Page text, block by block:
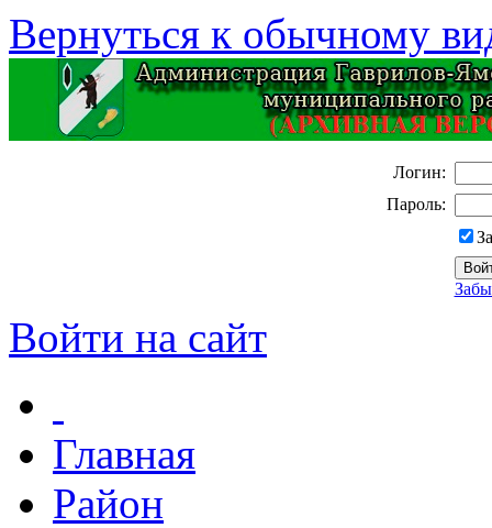
Вернуться к обычному
Логин:
Пароль:
Войти на сайт
Главная
Район